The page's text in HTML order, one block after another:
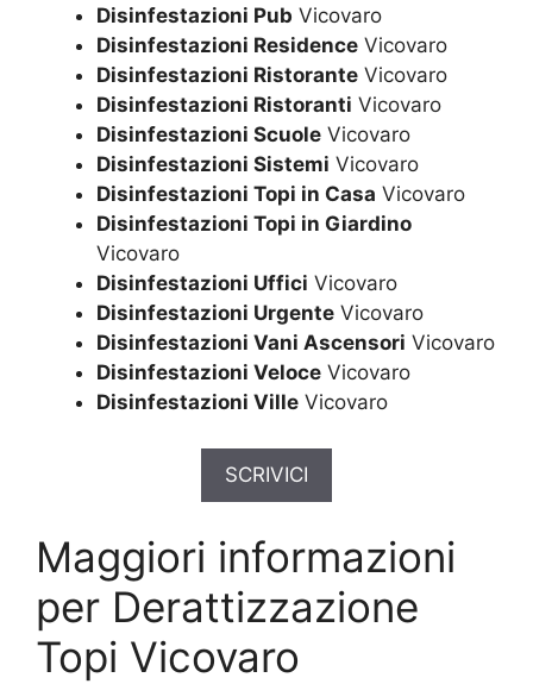
Disinfestazioni Pub Vicovaro
Disinfestazioni Residence Vicovaro
Disinfestazioni Ristorante Vicovaro
Disinfestazioni Ristoranti Vicovaro
Disinfestazioni Scuole Vicovaro
Disinfestazioni Sistemi Vicovaro
Disinfestazioni Topi in Casa Vicovaro
Disinfestazioni Topi in Giardino
Vicovaro
Disinfestazioni Uffici Vicovaro
Disinfestazioni Urgente Vicovaro
Disinfestazioni Vani Ascensori Vicovaro
Disinfestazioni Veloce Vicovaro
Disinfestazioni Ville Vicovaro
SCRIVICI
Maggiori informazioni
per Derattizzazione
Topi Vicovaro